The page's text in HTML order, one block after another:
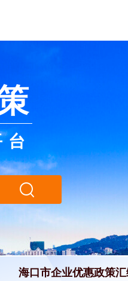
海口市企业优惠政策